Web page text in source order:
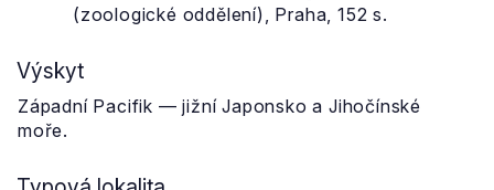
(zoologické oddělení), Praha, 152 s.
Výskyt
Západní Pacifik — jižní Japonsko a Jihočínské
moře.